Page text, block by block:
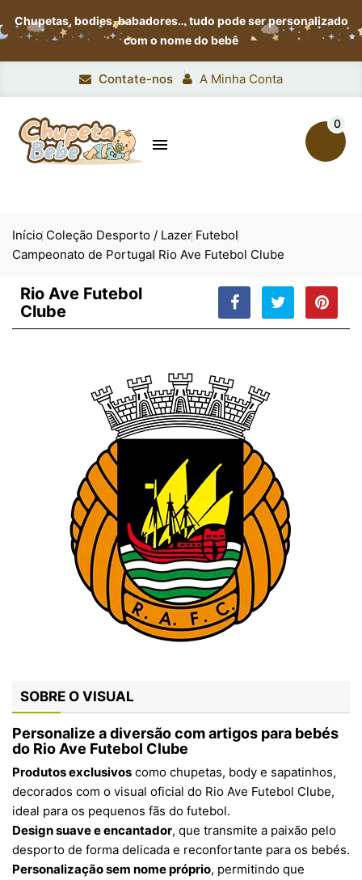
Chupetas, bodies, babadores…tudo pode ser personalizado
com o nome do bebê
Contate-nos A Minha Conta

0
Início Coleção Desporto / Lazer Futebol
Campeonato de Portugal Rio Ave Futebol Clube
Rio Ave Futebol
Clube
SOBRE O VISUAL
Personalize a diversão com artigos para bebés
do Rio Ave Futebol Clube
Produtos exclusivos como chupetas, body e sapatinhos,
decorados com o visual oficial do Rio Ave Futebol Clube,
ideal para os pequenos fãs do futebol.
Design suave e encantador, que transmite a paixão pelo
desporto de forma delicada e reconfortante para os bebés.
Personalização sem nome próprio, permitindo que